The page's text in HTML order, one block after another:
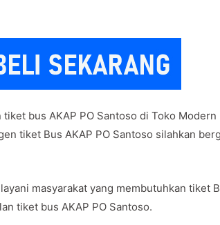
bus AKAP PO Santoso di Toko Modern
tiket Bus AKAP PO Santoso silahkan
masyarakat yang membutuhkan tiket
tiket bus AKAP PO Santoso.